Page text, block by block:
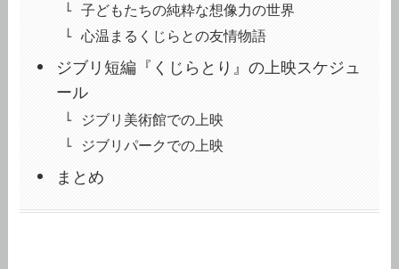
子どもたちの純粋な想像力の世界
心温まるくじらとの友情物語
ジブリ短編『くじらとり』の上映スケジュ
ール
ジブリ美術館での上映
ジブリパークでの上映
まとめ